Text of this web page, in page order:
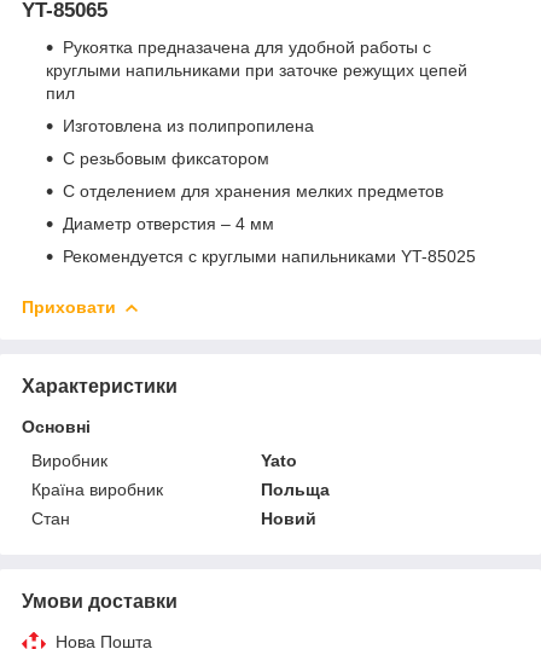
YT-85065
Рукоятка предназачена для удобной работы с
круглыми напильниками при заточке режущих цепей
пил
Изготовлена из полипропилена
С резьбовым фиксатором
С отделением для хранения мелких предметов
Диаметр отверстия – 4 мм
Рекомендуется с круглыми напильниками YT-85025
Приховати
Характеристики
Основні
Виробник
Yato
Країна виробник
Польща
Стан
Новий
Умови доставки
Нова Пошта